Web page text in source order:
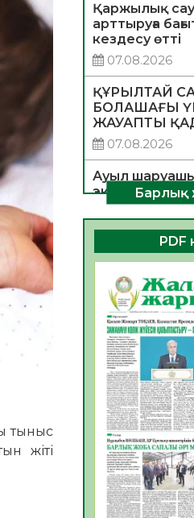
тыныс
жіті
Қаржылық
арттыруға
кездесу өтті
07.08.2026
ҚҰРЫЛТАЙ
БОЛАШАҒЫ
ЖАУАПТЫ
07.08.2026
Ауыл
тірегі
06.08.2026
ҚОҒАМДЫҚ
ЕЛ
06.08.2026
ҚҰРЫЛТАЙ
БОЛАШАҚҚА
ЖАУАПТЫ
06.08.2026
Инфекциялық
қарсы
06.08.2026
Көкжөтел
Барлық
PDF